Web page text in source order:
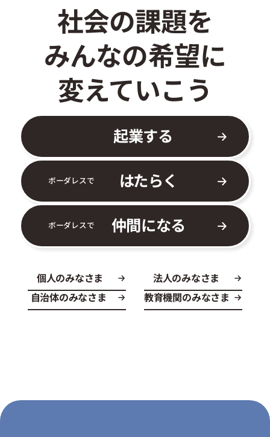
社会の課題を
みんなの希望に
変えていこう
起業する
ボーダレスで はたらく
ボーダレスで 仲間になる
個人のみなさま
法人のみなさま
自治体のみなさま
教育機関のみなさま